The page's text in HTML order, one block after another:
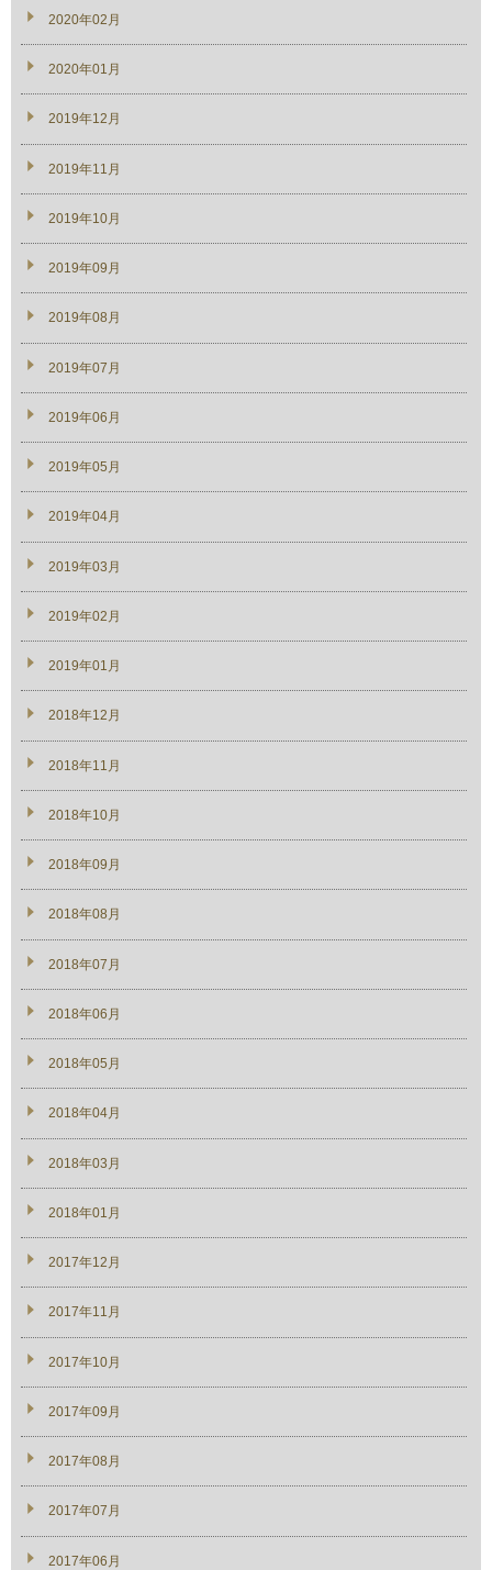
2020年02月
2020年01月
2019年12月
2019年11月
2019年10月
2019年09月
2019年08月
2019年07月
2019年06月
2019年05月
2019年04月
2019年03月
2019年02月
2019年01月
2018年12月
2018年11月
2018年10月
2018年09月
2018年08月
2018年07月
2018年06月
2018年05月
2018年04月
2018年03月
2018年01月
2017年12月
2017年11月
2017年10月
2017年09月
2017年08月
2017年07月
2017年06月